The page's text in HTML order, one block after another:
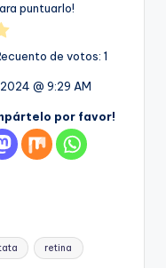
puntuarlo!
de votos: 1
@ 9:29 AM
por favor!
retina